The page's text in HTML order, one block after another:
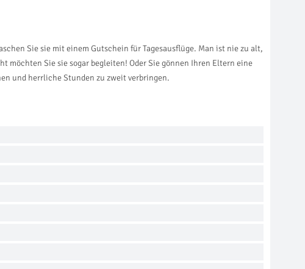
Sie sie mit einem Gutschein für Tagesausflüge. Man ist nie zu alt,
möchten Sie sie sogar begleiten! Oder Sie gönnen Ihren Eltern eine
und herrliche Stunden zu zweit verbringen.